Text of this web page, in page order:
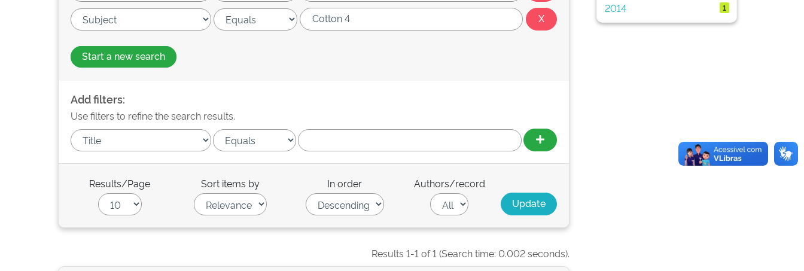
Start a new search
Add filters:
Use filters to refine the search results.
Results/Page Sort items by In order Authors/record
Results 1-1 of 1 (Search time: 0.002 seconds).
2014
1